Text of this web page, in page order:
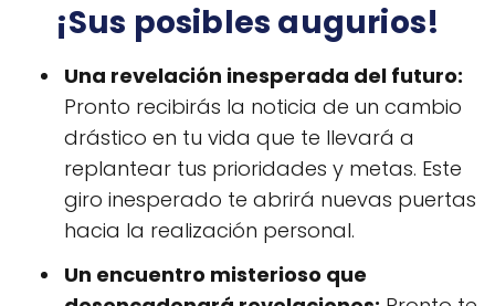
¡Sus posibles augurios!
Una revelación inesperada del futuro:
Pronto recibirás la noticia de un cambio
drástico en tu vida que te llevará a
replantear tus prioridades y metas. Este
giro inesperado te abrirá nuevas puertas
hacia la realización personal.
Un encuentro misterioso que